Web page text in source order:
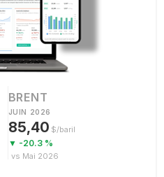
BRENT
JUIN 2026
85,40 $/baril
▼ -20.3 %
vs Mai 2026